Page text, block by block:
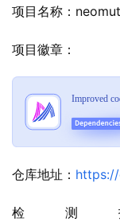
项目名称：
项目徽章：
仓库地址：
检测